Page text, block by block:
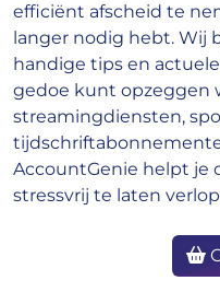
efficiënt afscheid te
langer nodig hebt. Wij
handige tips en
gedoe kunt opzeggen
streamingdiensten,
AccountGenie helpt je
stressvrij te laten